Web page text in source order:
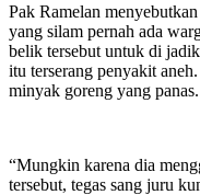
Pak Ramelan
yang silam pernah ada
belik tersebut untuk di
itu terserang penyakit
minyak goreng yang panas.
“Mungkin karena dia
tersebut, tegas sang juru